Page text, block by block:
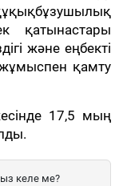
қатынастары
және еңбекті
қамту
17,5 мың
келе ме?